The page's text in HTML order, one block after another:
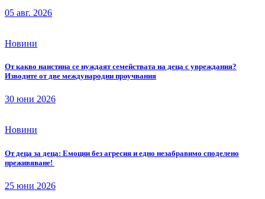
05 авг. 2026
Новини
От какво наистина се нуждаят семействата на деца с увреждания?
Изводите от две международни проучвания
30 юни 2026
Новини
От деца за деца: Емоции без агресия и едно незабравимо споделено
преживяване!
25 юни 2026